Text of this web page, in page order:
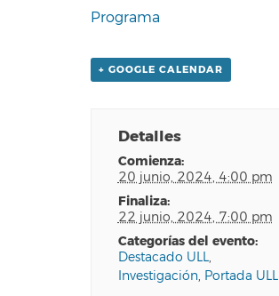
Programa
+ GOOGLE CALENDAR
Detalles
comienza:
20 junio, 2024, 4:00 pm
finaliza:
22 junio, 2024, 7:00 pm
categorías del evento:
Destacado ULL,
Investigación, Portada ULL